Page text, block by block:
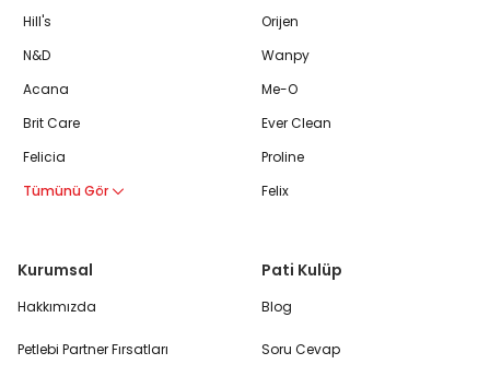
Hill's
N&D
Acana
Brit Care
Felicia
Tümünü Gör
Orijen
Wanpy
Me-O
Ever Clean
Proline
Felix
Kurumsal
Hakkımızda
Petlebi Partner Fırsatları
Pati Kulüp
Blog
Soru Cevap